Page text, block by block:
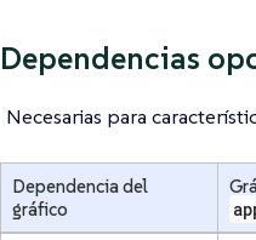
Dependencias
Necesarias para
Dependencia del
gráfico